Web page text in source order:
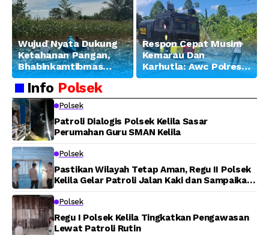
Wujud Nyata Dukung
Ketahanan Pangan,
Bhabinkamtibmas
Banjar Ausoy Turun
Langsung Bantu
Warga Panen Jagung
Respon Cepat Musim
Kemarau Dan
Karhutla: Awc Polres
Teluk Bintuni
Lahan di Jalan Poros
Info Polsek
Polsek
Patroli Dialogis Polsek Kelila Sasar
Perumahan Guru SMAN Kelila
Polsek
Pastikan Wilayah Tetap Aman, Regu II Polsek
Kelila Gelar Patroli Jalan Kaki dan Sampaikan
Polsek
Regu I Polsek Kelila Tingkatkan Pengawasan
Lewat Patroli Rutin